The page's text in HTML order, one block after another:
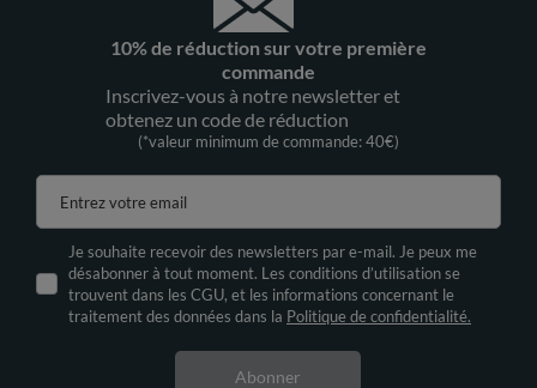
10% de réduction sur votre première
commande
Inscrivez-vous à notre newsletter et
obtenez un code de réduction
(*valeur minimum de commande: 40€)
Entrez votre email
Je souhaite recevoir des newsletters par e-mail. Je peux me
désabonner à tout moment. Les conditions d’utilisation se
trouvent dans les CGU, et les informations concernant le
traitement des données dans la Politique de confidentialité.
Abonner